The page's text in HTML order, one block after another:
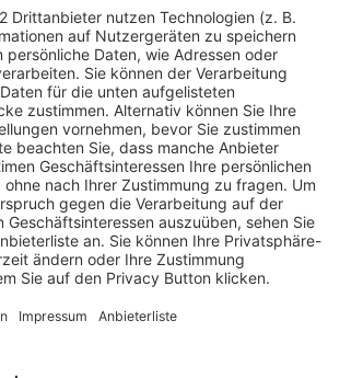
SEITEN
Vereinsmitarbeiter